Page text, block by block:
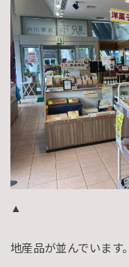
▲
地産品が並んでいます。